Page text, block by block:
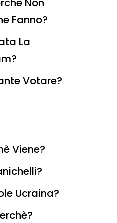
Non
Fanno?
La
Votare?
Viene?
Ucraina?